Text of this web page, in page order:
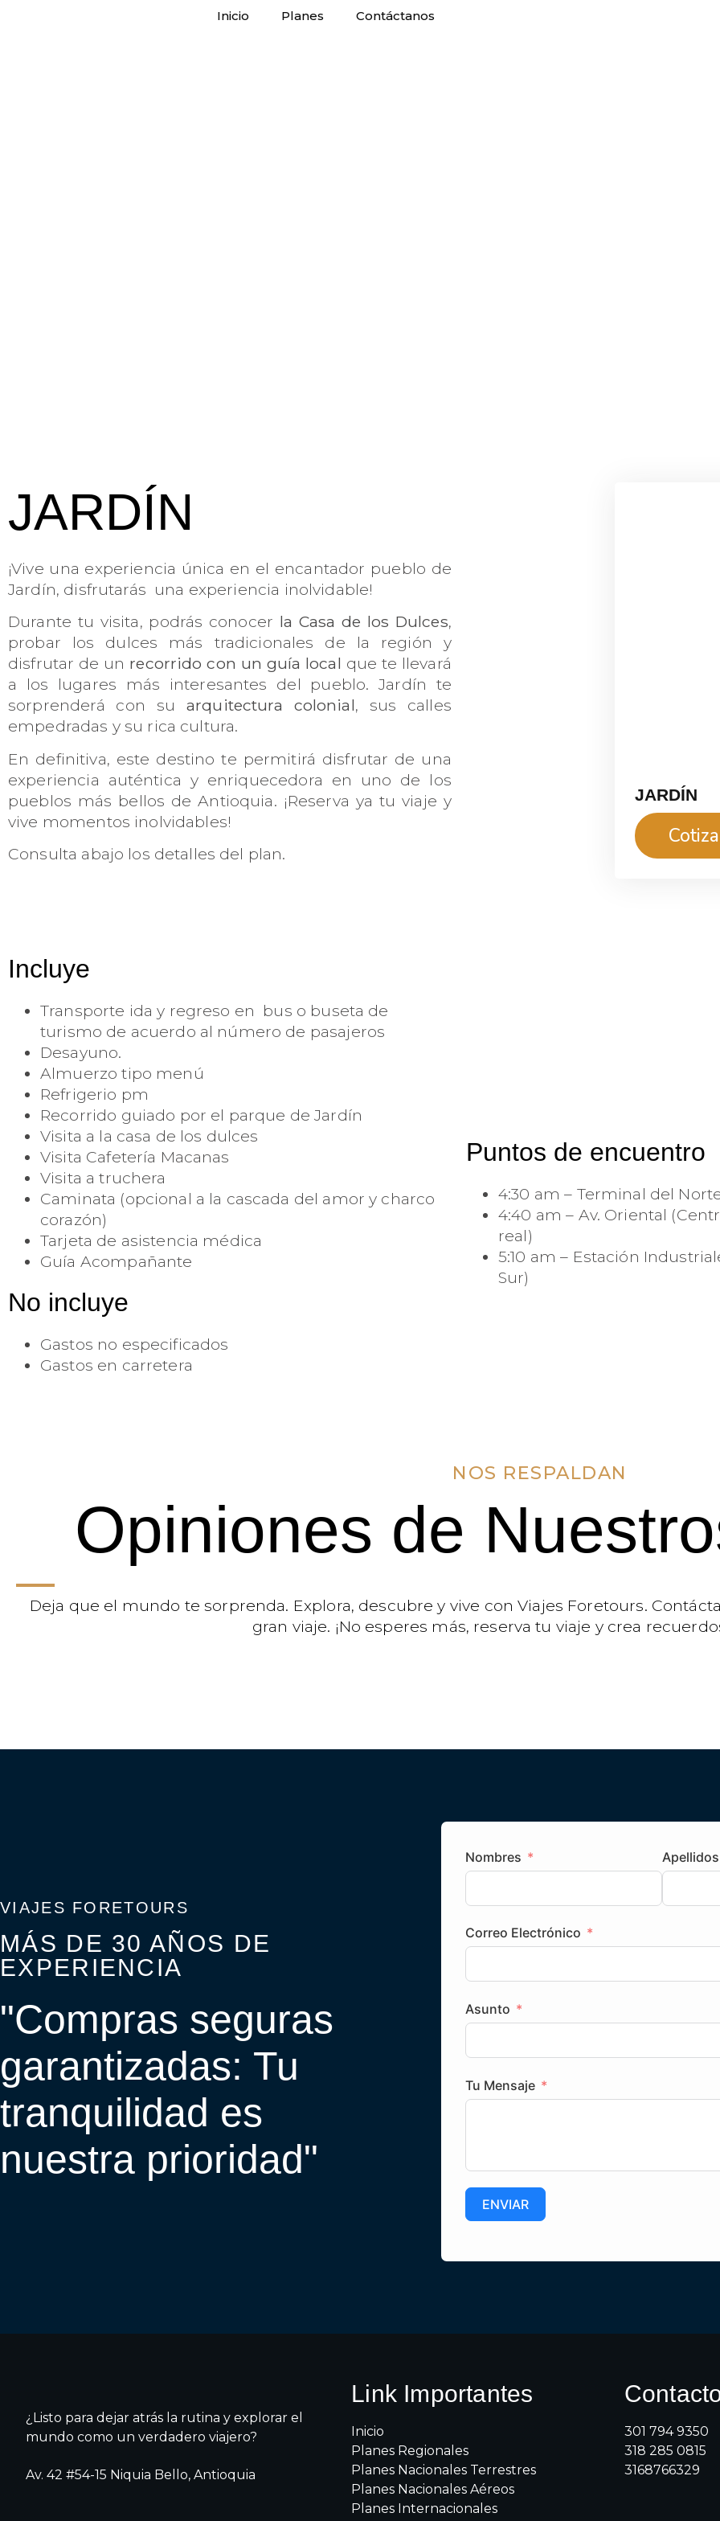
Inicio Planes Contáctanos
JARDÍN
¡Vive una experiencia única en el encantador pueblo de
Jardín, disfrutarás una experiencia inolvidable!
Durante tu visita, podrás conocer la Casa de los Dulces,
probar los dulces más tradicionales de la región y
disfrutar de un recorrido con un guía local que te llevará
a los lugares más interesantes del pueblo. Jardín te
sorprenderá con su arquitectura colonial, sus calles
empedradas y su rica cultura.
En definitiva, este destino te permitirá disfrutar de una
experiencia auténtica y enriquecedora en uno de los
pueblos más bellos de Antioquia. ¡Reserva ya tu viaje y
vive momentos inolvidables!
Consulta abajo los detalles del plan.
JARDÍN
Incluye
Transporte ida y regreso en bus o buseta de
turismo de acuerdo al número de pasajeros
Desayuno.
Almuerzo tipo menú
Refrigerio pm
Recorrido guiado por el parque de Jardín
Visita a la casa de los dulces
Visita Cafetería Macanas
Visita a truchera
Caminata (opcional a la cascada del amor y charco
corazón)
Tarjeta de asistencia médica
Guía Acompañante
No incluye
Gastos no especificados
Gastos en carretera
Puntos de encuentro
4:30 am – Terminal del
4:40 am – Av. Oriental
real)
5:10 am – Estación
Sur)
NOS RESPALDAN
Opiniones de
Deja que el mundo te sorprenda. Explora, descubre y vive con Viajes Foretours.
gran viaje. ¡No esperes más, reserva tu viaje y crea
VIAJES FORETOURS
MÁS DE 30 AÑOS DE
EXPERIENCIA
"Compras seguras
garantizadas: Tu
tranquilidad es
nuestra prioridad"
Nombres Apellidos
Correo Electrónico
Asunto
Tu Mensaje
ENVIAR
¿Listo para dejar atrás la rutina y explorar el
mundo como un verdadero viajero?
Av. 42 #54-15 Niquia Bello, Antioquia
Link Importantes
Inicio
Planes Regionales
Planes Nacionales Terrestres
Planes Nacionales Aéreos
Planes Internacionales
301 794 9350
318 285 0815
3168766329